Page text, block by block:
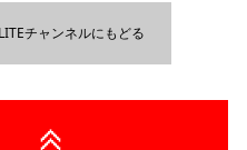
チャンネルにもどる